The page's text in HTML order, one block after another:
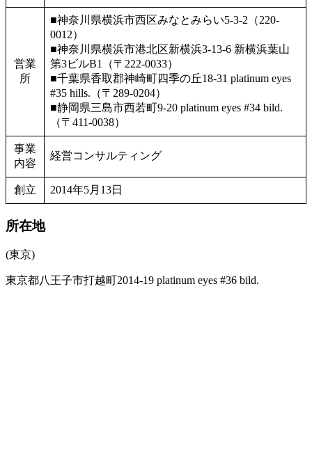
営業
所
■神奈川県横浜市西区みなとみらい5-3-2（220-
0012）
■神奈川県横浜市港北区新横浜3-13-6 新横浜葉山
第3ビルB1（〒222-0033）
■千葉県香取郡神崎町四季の丘18-31 platinum eyes
#35 hills.（〒289-0204）
■静岡県三島市西若町9-20 platinum eyes #34 bild.
（〒411-0038）
事業
内容
経営コンサルティング
創立 2014年5月13日
所在地
(東京)
東京都八王子市打越町2014-19 platinum eyes #36 bild.